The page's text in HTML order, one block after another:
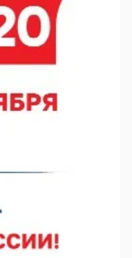
Росгвардии